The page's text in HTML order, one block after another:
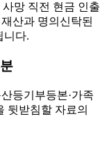
사망 직전 현금 인출
산과 명의신탁된
니다.
등기부등본·가족
뒷받침할 자료의